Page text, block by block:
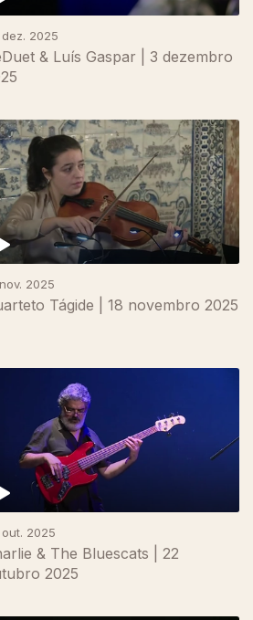
2025
& Luís Gaspar | 3 dezembro
2025
Tágide | 18 novembro 2025
2025
& The Bluescats | 22
2025